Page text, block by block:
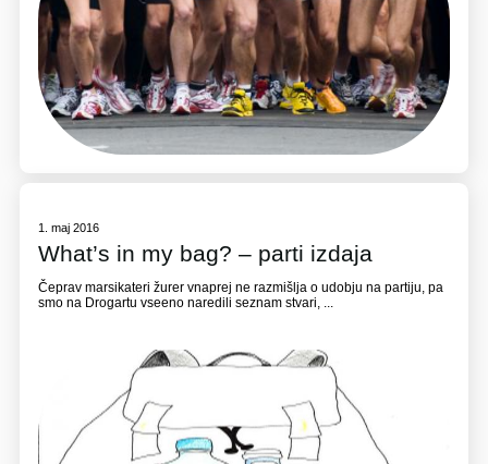
1. maj 2016
What’s in my bag? – parti izdaja
Čeprav marsikateri žurer vnaprej ne razmišlja o udobju na partiju, pa
smo na Drogartu vseeno naredili seznam stvari, ...